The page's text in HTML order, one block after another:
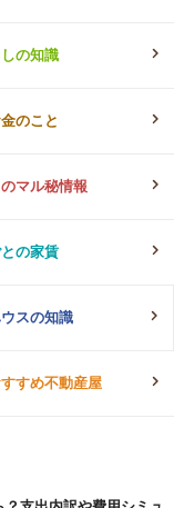
の知識
のこと
マル秘情報
の家賃
スの知識
すめ不動産屋